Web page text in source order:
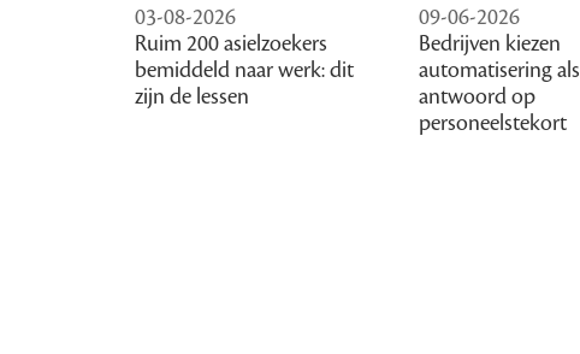
03-08-2026
Ruim 200 asielzoekers
bemiddeld naar werk: dit
zijn de lessen
09-06-2026
Bedrijven kiezen
automatisering als
antwoord op
personeelstekort